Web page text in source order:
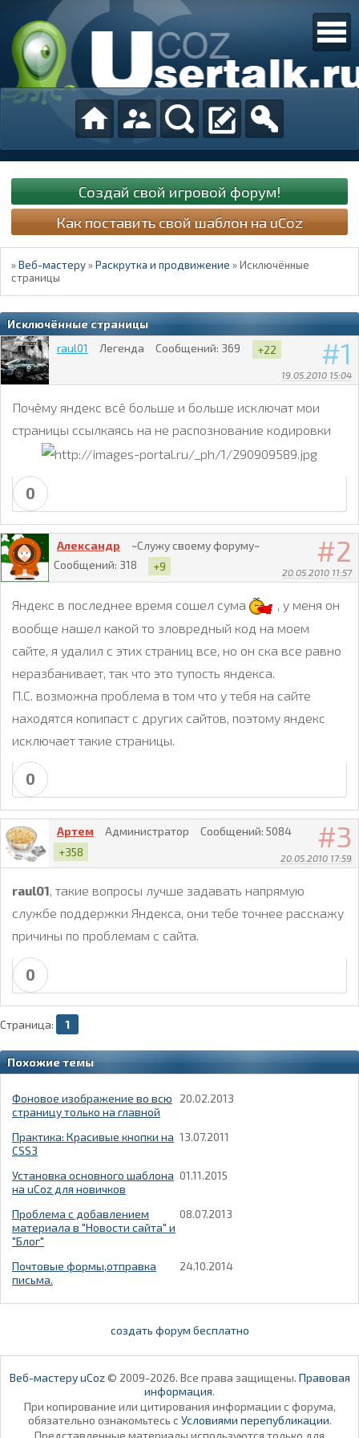
Создай свой игровой форум!
Как поставить свой шаблон на uCoz
»Веб-мастеру »Раскрутка и продвижение »Исключённые
страницы
Исключённые страницы
1
19.05.2010 15:04
raul01 Легенда Сообщений: 369 +22
Почёму яндекс всё больше и больше исключат мои
страницы ссылкаясь на не распознование кодировки
0
2
20.05.2010 11:57
Александр
~Служу своему форуму~
Сообщений: 318 +9
Яндекс в последнее время сошел сума
, у меня он
вообще нашел какой то зловредный код на моем
сайте, я удалил с этих страниц все, но он ска все равно
неразбанивает, так что это тупость яндекса.
П.С. возможна проблема в том что у тебя на сайте
находятся копипаст с других сайтов, поэтому яндекс
исключает такие страницы.
0
3
20.05.2010 17:59
Артем Администратор Сообщений: 5084
+358
raul01, такие вопросы лучше задавать напрямую
службе поддержки Яндекса, они тебе точнее расскажу
причины по проблемам с сайта.
0
Страница: 1
Похожие темы
Фоновое изображение во всю
страницу только на главной
20.02.2013
Практика: Красивые кнопки на
CSS3
13.07.2011
Установка основного шаблона
на uCoz для новичков
01.11.2015
Проблема с добавлением
материала в "Новости сайта" и
"Блог"
08.07.2013
Почтовые формы,отправка
письма.
24.10.2014
создать форум бесплатно
Веб-мастеру uCoz© 2009-2026. Все права защищены. Правовая
информация.
При копирование или цитирования информации с форума,
обязательно ознакомьтесь с Условиями перепубликации.
Представленные материалы используются только для